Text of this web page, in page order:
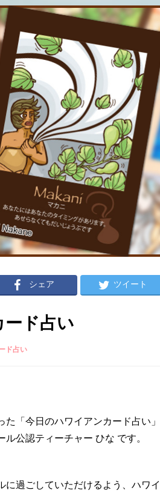
シェア ツイート
ド占い
ド占い
「今日のハワイアンカード占い」
公認ティーチャー ひな です。
過ごしていただけるよう、ハワイ